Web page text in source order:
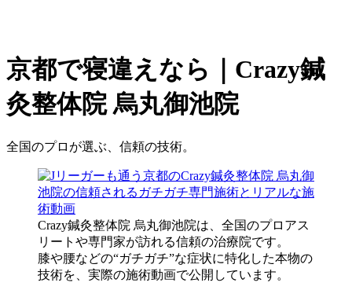
京都で寝違えなら｜Crazy鍼
灸整体院 烏丸御池院
全国のプロが選ぶ、信頼の技術。
Crazy鍼灸整体院 烏丸御池院は、全国のプロアス
リートや専門家が訪れる信頼の治療院です。
膝や腰などの“ガチガチ”な症状に特化した本物の
技術を、実際の施術動画で公開しています。